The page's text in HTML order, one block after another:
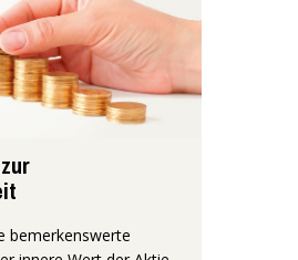
bemerkenswerte